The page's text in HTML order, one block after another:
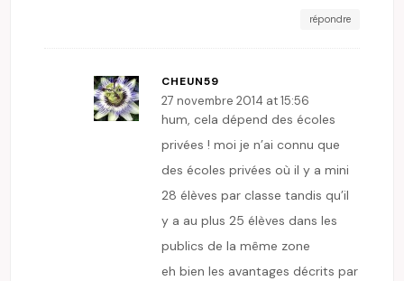
répondre
CHEUN59
27 novembre 2014 at 15:56
hum, cela dépend des écoles
privées ! moi je n’ai connu que
des écoles privées où il y a mini
28 élèves par classe tandis qu’il
y a au plus 25 élèves dans les
publics de la même zone
eh bien les avantages décrits par